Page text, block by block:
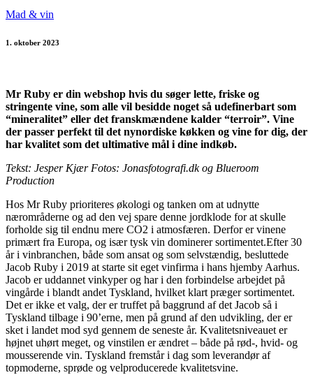
Mad & vin
1. oktober 2023
Mr Ruby er din webshop hvis du søger lette, friske og
stringente vine, som alle vil besidde noget så udefinerbart som
“mineralitet” eller det franskmændene kalder “terroir”. Vine
der passer perfekt til det nynordiske køkken og vine for dig, der
har kvalitet som det ultimative mål i dine indkøb.
Tekst: Jesper Kjær Fotos: Jonasfotografi.dk og Blueroom
Production
Hos Mr Ruby prioriteres økologi og tanken om at udnytte
nærområderne og ad den vej spare denne jordklode for at skulle
forholde sig til endnu mere CO2 i atmosfæren. Derfor er vinene
primært fra Europa, og især tysk vin dominerer sortimentet.Efter 30
år i vinbranchen, både som ansat og som selvstændig, besluttede
Jacob Ruby i 2019 at starte sit eget vinfirma i hans hjemby Aarhus.
Jacob er uddannet vinkyper og har i den forbindelse arbejdet på
vingårde i blandt andet Tyskland, hvilket klart præger sortimentet.
Det er ikke et valg, der er truffet på baggrund af det Jacob så i
Tyskland tilbage i 90’erne, men på grund af den udvikling, der er
sket i landet mod syd gennem de seneste år. Kvalitetsniveauet er
højnet uhørt meget, og vinstilen er ændret – både på rød-, hvid- og
mousserende vin. Tyskland fremstår i dag som leverandør af
topmoderne, sprøde og velproducerede kvalitetsvine.